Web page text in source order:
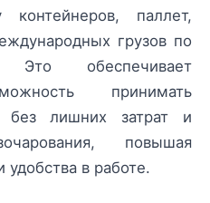
паллет,
грузов по
обеспечивает
принимать
без лишних затрат и
повышая
удобства в работе.